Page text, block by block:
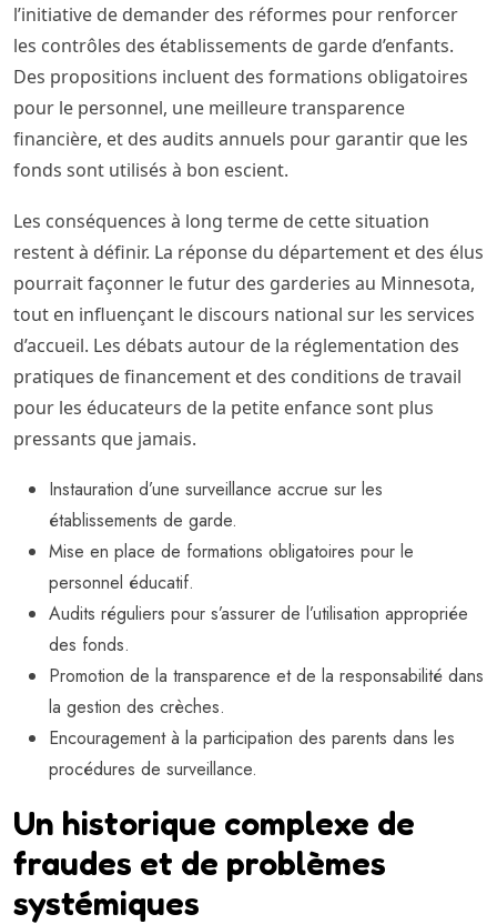
l’initiative de demander des réformes pour renforcer
les contrôles des établissements de garde d’enfants.
Des propositions incluent des formations obligatoires
pour le personnel, une meilleure transparence
financière, et des audits annuels pour garantir que les
fonds sont utilisés à bon escient.
Les conséquences à long terme de cette situation
restent à définir. La réponse du département et des élus
pourrait façonner le futur des garderies au Minnesota,
tout en influençant le discours national sur les services
d’accueil. Les débats autour de la réglementation des
pratiques de financement et des conditions de travail
pour les éducateurs de la petite enfance sont plus
pressants que jamais.
Instauration d’une surveillance accrue sur les
établissements de garde.
Mise en place de formations obligatoires pour le
personnel éducatif.
Audits réguliers pour s’assurer de l’utilisation appropriée
des fonds.
Promotion de la transparence et de la responsabilité dans
la gestion des crèches.
Encouragement à la participation des parents dans les
procédures de surveillance.
Un historique complexe de
fraudes et de problèmes
systémiques